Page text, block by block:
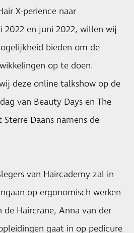
X-perience naar
2022 en juni 2022, willen wij
bieden om de
op te doen.
deze online talkshow op de
van Beauty Days en The
Sterre Daans namens de
van Haircademy zal in
op ergonomisch werken
Haircrane, Anna van der
gaat in op pedicure